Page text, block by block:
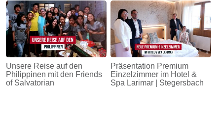
Unsere Reise auf den
Philippinen mit den Friends
of Salvatorian
Präsentation Premium
Einzelzimmer im Hotel &
Spa Larimar | Stegersbach